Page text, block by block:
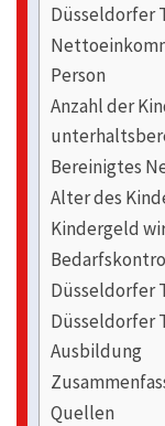
Düsseldorfer
Person
Anzahl der
Bereinigtes
Alter des
Kindergeld
Düsseldorfer
Düsseldorfer
Ausbildung
Quellen